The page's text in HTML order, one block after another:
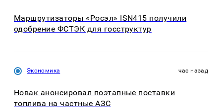
Маршрутизаторы «Росэл» ISN415 получили
одобрение ФСТЭК для госструктур
Экономика час назад
Новак анонсировал поэтапные поставки
топлива на частные АЗС